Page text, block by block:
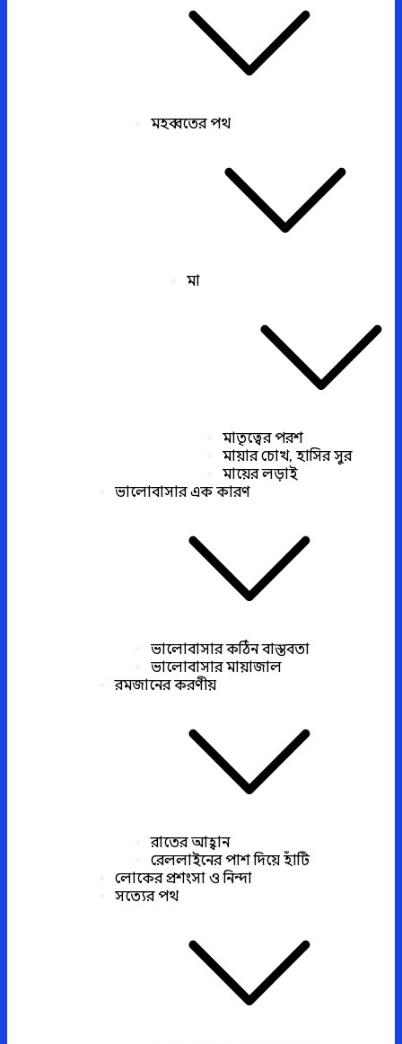
মহব্বতের পথ
মা
মাতৃত্বের পরশ
মায়ার চোখ, হাসির সুর
মায়ের লড়াই
ভালোবাসার এক কারণ
ভালোবাসার কঠিন বাস্তবতা
ভালোবাসার মায়াজাল
রমজানের করণীয়
রাতের আহ্বান
রেললাইনের পাশ দিয়ে হাঁটি
লোকের প্রশংসা ও নিন্দা
সত্যের পথ